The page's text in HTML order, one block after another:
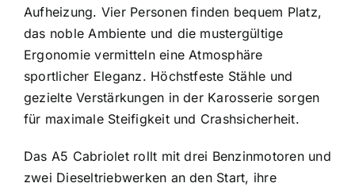
Aufheizung. Vier Personen finden bequem Platz,
das noble Ambiente und die mustergültige
Ergonomie vermitteln eine Atmosphäre
sportlicher Eleganz. Höchstfeste Stähle und
gezielte Verstärkungen in der Karosserie sorgen
für maximale Steifigkeit und Crashsicherheit.
Das A5 Cabriolet rollt mit drei Benzinmotoren und
zwei Dieseltriebwerken an den Start, ihre